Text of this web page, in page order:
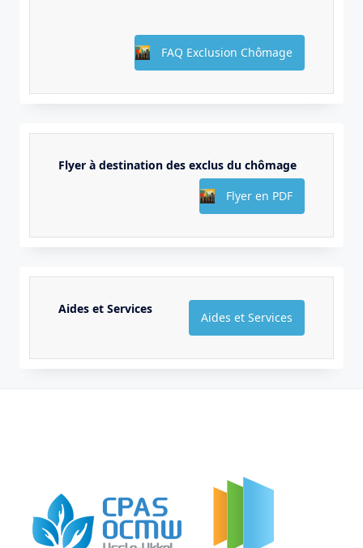
FAQ Exclusion Chômage
Flyer à destination des exclus du chômage
Flyer en PDF
Aides et Services
Aides et Services